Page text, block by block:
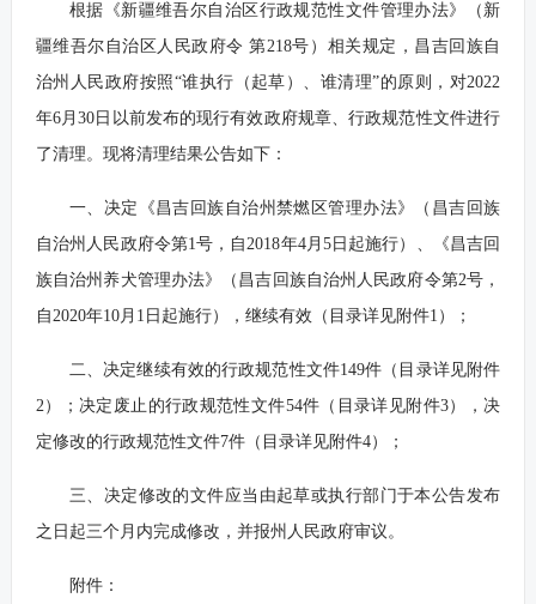
根据《新疆维吾尔自治区行政规范性文件管理办法》（新
疆维吾尔自治区人民政府令 第218号）相关规定，昌吉回族自
治州人民政府按照“谁执行（起草）、谁清理”的原则，对2022
年6月30日以前发布的现行有效政府规章、行政规范性文件进行
了清理。现将清理结果公告如下：
一、决定《昌吉回族自治州禁燃区管理办法》（昌吉回族
自治州人民政府令第1号，自2018年4月5日起施行）、《昌吉回
族自治州养犬管理办法》（昌吉回族自治州人民政府令第2号，
自2020年10月1日起施行），继续有效（目录详见附件1）；
二、决定继续有效的行政规范性文件149件（目录详见附件
2）；决定废止的行政规范性文件54件（目录详见附件3），决
定修改的行政规范性文件7件（目录详见附件4）；
三、决定修改的文件应当由起草或执行部门于本公告发布
之日起三个月内完成修改，并报州人民政府审议。
附件：